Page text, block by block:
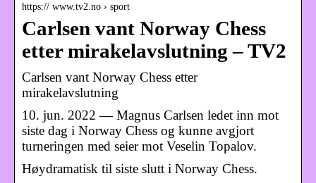
https:// www.tv2.no › sport
Carlsen vant Norway Chess
etter mirakelavslutning – TV2
Carlsen vant Norway Chess etter
mirakelavslutning
10. jun. 2022 — Magnus Carlsen ledet inn mot
siste dag i Norway Chess og kunne avgjort
turneringen med seier mot Veselin Topalov.
Høydramatisk til siste slutt i Norway Chess.